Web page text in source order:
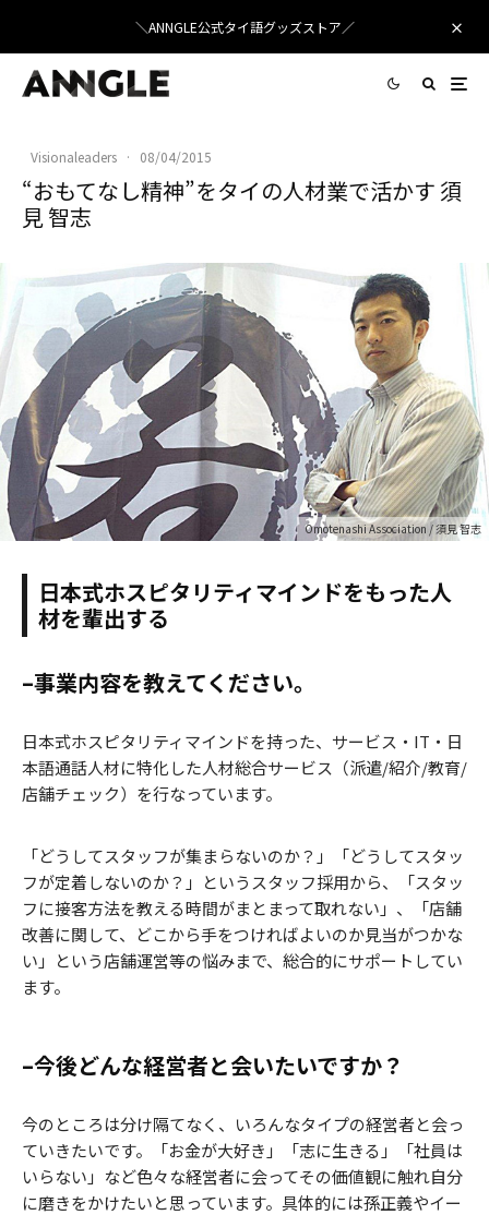
＼ANNGLE公式タイ語グッズストア／
Visionaleaders · 08/04/2015
“おもてなし精神”をタイの人材業で活かす 須
見 智志
Omotenashi Association / 須見 智志
日本式ホスピタリティマインドをもった人
材を輩出する
–事業内容を教えてください。
日本式ホスピタリティマインドを持った、サービス・IT・日
本語通話人材に特化した人材総合サービス（派遣/紹介/教育/
店舗チェック）を行なっています。
「どうしてスタッフが集まらないのか？」「どうしてスタッ
フが定着しないのか？」というスタッフ採用から、「スタッ
フに接客方法を教える時間がまとまって取れない」、「店舗
改善に関して、どこから手をつければよいのか見当がつかな
い」という店舗運営等の悩みまで、総合的にサポートしてい
ます。
–今後どんな経営者と会いたいですか？
今のところは分け隔てなく、いろんなタイプの経営者と会っ
ていきたいです。「お金が大好き」「志に生きる」「社員は
いらない」など色々な経営者に会ってその価値観に触れ自分
に磨きをかけたいと思っています。具体的には孫正義やイー